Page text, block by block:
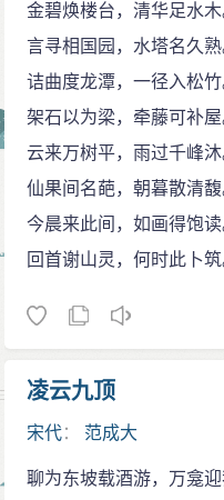
金碧焕楼台，清华足水
言寻相国园，水塔名久
诘曲度龙潭，一径入松
架石以为梁，牵藤可补
云来万树平，雨过千峰
仙果间名葩，朝暮散清
今晨来此间，如画得饱
回首谢山灵，何时此卜筑
凌云九顶
宋代： 范成大
聊为东坡载酒游，万龛迎